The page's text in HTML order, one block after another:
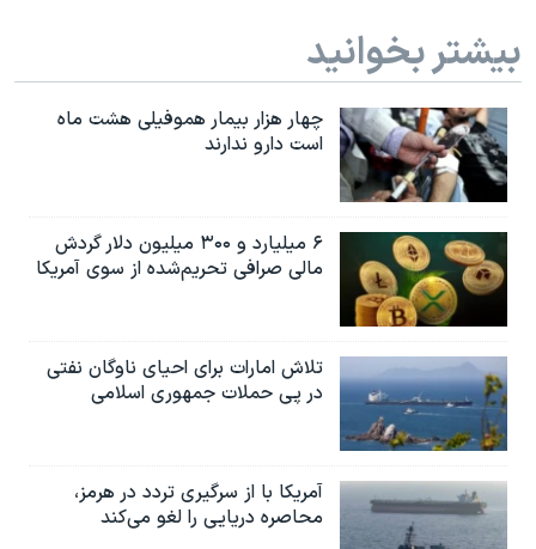
بیشتر بخوانید
چهار هزار بیمار هموفیلی هشت ماه
است دارو ندارند
۶ میلیارد و ۳۰۰ میلیون دلار گردش
مالی صرافی تحریم‌شده از سوی آمریکا
تلاش امارات برای احیای ناوگان نفتی
در پی حملات جمهوری اسلامی
آمریکا با از سرگیری تردد در هرمز،
محاصره دریایی را لغو می‌کند